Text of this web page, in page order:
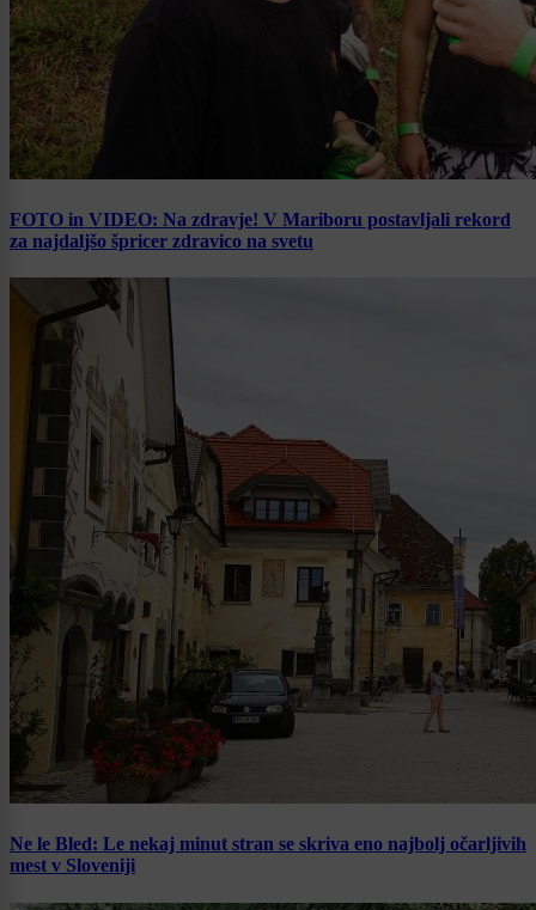
FOTO in VIDEO: Na zdravje! V Mariboru postavljali rekord
za najdaljšo špricer zdravico na svetu
Ne le Bled: Le nekaj minut stran se skriva eno najbolj očarljivih
mest v Sloveniji